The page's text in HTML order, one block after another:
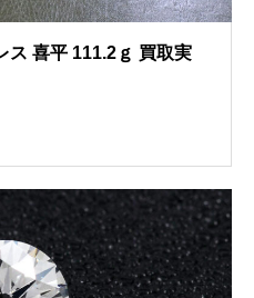
ス 喜平 111.2ｇ 買取実